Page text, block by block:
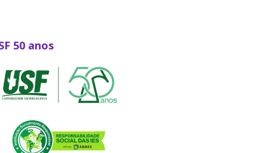
50 anos